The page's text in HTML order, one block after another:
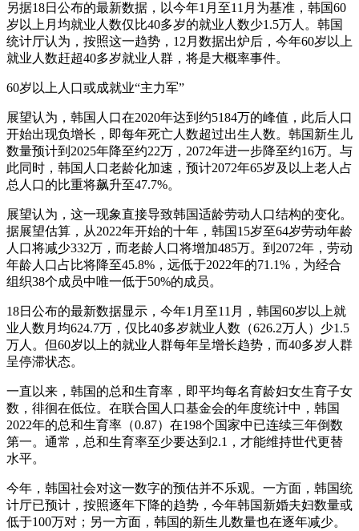
另据18日公布的最新数据，以今年1月至11月为基准，韩国60
岁以上月均就业人数仅比40多岁的就业人数少1.5万人。韩国
统计厅认为，按照这一趋势，12月数据出炉后，今年60岁以上
就业人数赶超40多岁就业人群，将是大概率事件。
60岁以上人口或成就业“主力军”
展望认为，韩国人口在2020年达到约5184万的峰值，此后人口
开始出现负增长，即每年死亡人数超过出生人数。韩国新生儿
数量预计到2025年降至约22万，2072年进一步降至约16万。与
此同时，韩国人口老龄化加速，预计2072年65岁及以上老人占
总人口的比重将飙升至47.7%。
展望认为，这一现象直接导致韩国适龄劳动人口结构的变化。
据展望估算，从2022年开始的十年，韩国15岁至64岁劳动年龄
人口将减少332万，而老龄人口将增加485万。到2072年，劳动
年龄人口占比将降至45.8%，远低于2022年的71.1%，为经合
组织38个成员中唯一低于50%的成员。
18日公布的最新数据显示，今年1月至11月，韩国60岁以上就
业人数月均624.7万，仅比40多岁就业人数（626.2万人）少1.5
万人。但60岁以上的就业人群每年呈增长趋势，而40多岁人群
呈停滞状态。
一直以来，韩国的总和生育率，即平均每名育龄妇女生育子女
数，徘徊在低位。在联合国人口基金会的年度统计中，韩国
2022年的总和生育率（0.87）在198个国家中已连续三年倒数
第一。通常，总和生育率至少要达到2.1，才能维持世代更替
水平。
今年，韩国社会对这一数字的预估并不乐观。一方面，韩国统
计厅已预计，按照逐年下降的趋势，今年韩国新婚夫妇数量或
低于100万对；另一方面，韩国的新生儿数量也在逐年减少。